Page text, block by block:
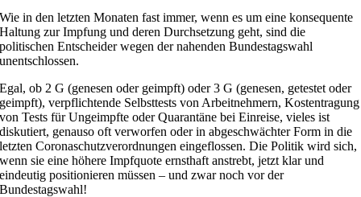
Wie in den letzten Monaten fast immer, wenn es um eine konsequente
Haltung zur Impfung und deren Durchsetzung geht, sind die
politischen Entscheider wegen der nahenden Bundestagswahl
unentschlossen.
Egal, ob 2 G (genesen oder geimpft) oder 3 G (genesen, getestet oder
geimpft), verpflichtende Selbsttests von Arbeitnehmern, Kostentragung
von Tests für Ungeimpfte oder Quarantäne bei Einreise, vieles ist
diskutiert, genauso oft verworfen oder in abgeschwächter Form in die
letzten Coronaschutzverordnungen eingeflossen. Die Politik wird sich,
wenn sie eine höhere Impfquote ernsthaft anstrebt, jetzt klar und
eindeutig positionieren müssen – und zwar noch vor der
Bundestagswahl!